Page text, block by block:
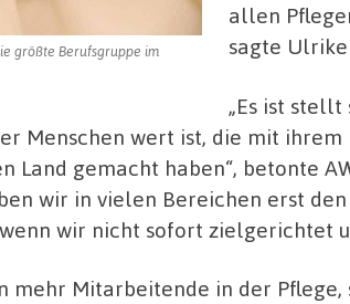
größte Berufsgruppe im
allen
sagte
„Es ist stellt
Menschen wert ist, die mit ihrem
Land gemacht haben“, betonte
wir in vielen Bereichen erst
wir nicht sofort zielgerichtet
mehr Mitarbeitende in der